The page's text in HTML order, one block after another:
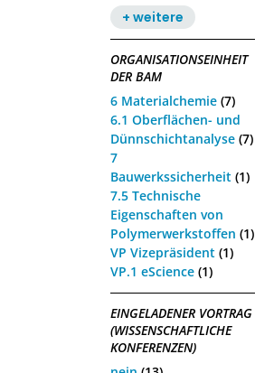
+ weitere
ORGANISATIONSEINHEIT
DER BAM
6 Materialchemie (7)
6.1 Oberflächen- und
Dünnschichtanalyse (7)
7
Bauwerkssicherheit (1)
7.5 Technische
Eigenschaften von
Polymerwerkstoffen (1)
VP Vizepräsident (1)
VP.1 eScience (1)
EINGELADENER VORTRAG
(WISSENSCHAFTLICHE
KONFERENZEN)